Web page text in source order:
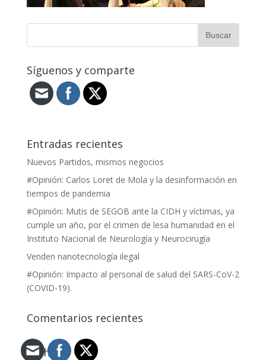
Síguenos y comparte
Entradas recientes
Nuevos Partidos, mismos negocios
#Opinión: Carlos Loret de Mola y la desinformación en
tiempos de pandemia
#Opinión: Mutis de SEGOB ante la CIDH y víctimas, ya
cumple un año, por el crimen de lesa humanidad en el
Instituto Nacional de Neurología y Neurocirugía
Venden nanotecnología ilegal
#Opinión: Impacto al personal de salud del SARS-CoV-2
(COVID-19).
Comentarios recientes
Archivos